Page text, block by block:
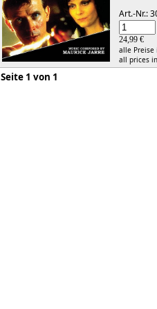
Art.-Nr.:
24,99 €
alle
all prices
Seite 1 von 1